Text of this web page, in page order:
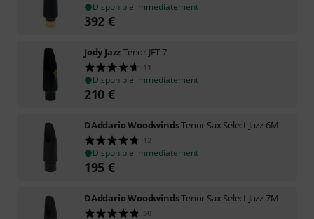
Disponible immédiatement
392 €
Jody JazzTenor JET 7
11
Disponible immédiatement
210 €
DAddario WoodwindsTenor Sax Select Jazz 6M
12
Disponible immédiatement
195 €
DAddario WoodwindsTenor Sax Select Jazz 7M
50